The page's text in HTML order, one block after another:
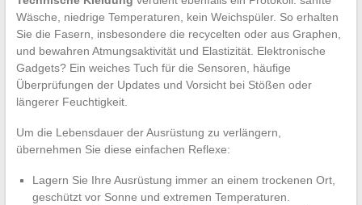
Wäsche, niedrige Temperaturen, kein Weichspüler. So erhalten
Sie die Fasern, insbesondere die recycelten oder aus Graphen,
und bewahren Atmungsaktivität und Elastizität. Elektronische
Gadgets? Ein weiches Tuch für die Sensoren, häufige
Überprüfungen der Updates und Vorsicht bei Stößen oder
längerer Feuchtigkeit.
Um die Lebensdauer der Ausrüstung zu verlängern,
übernehmen Sie diese einfachen Reflexe:
Lagern Sie Ihre Ausrüstung immer an einem trockenen Ort,
geschützt vor Sonne und extremen Temperaturen.